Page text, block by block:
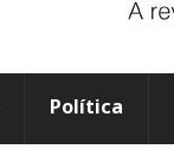
Política